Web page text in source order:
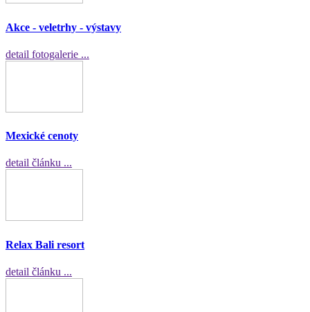
Akce - veletrhy - výstavy
detail fotogalerie ...
Mexické cenoty
detail článku ...
Relax Bali resort
detail článku ...